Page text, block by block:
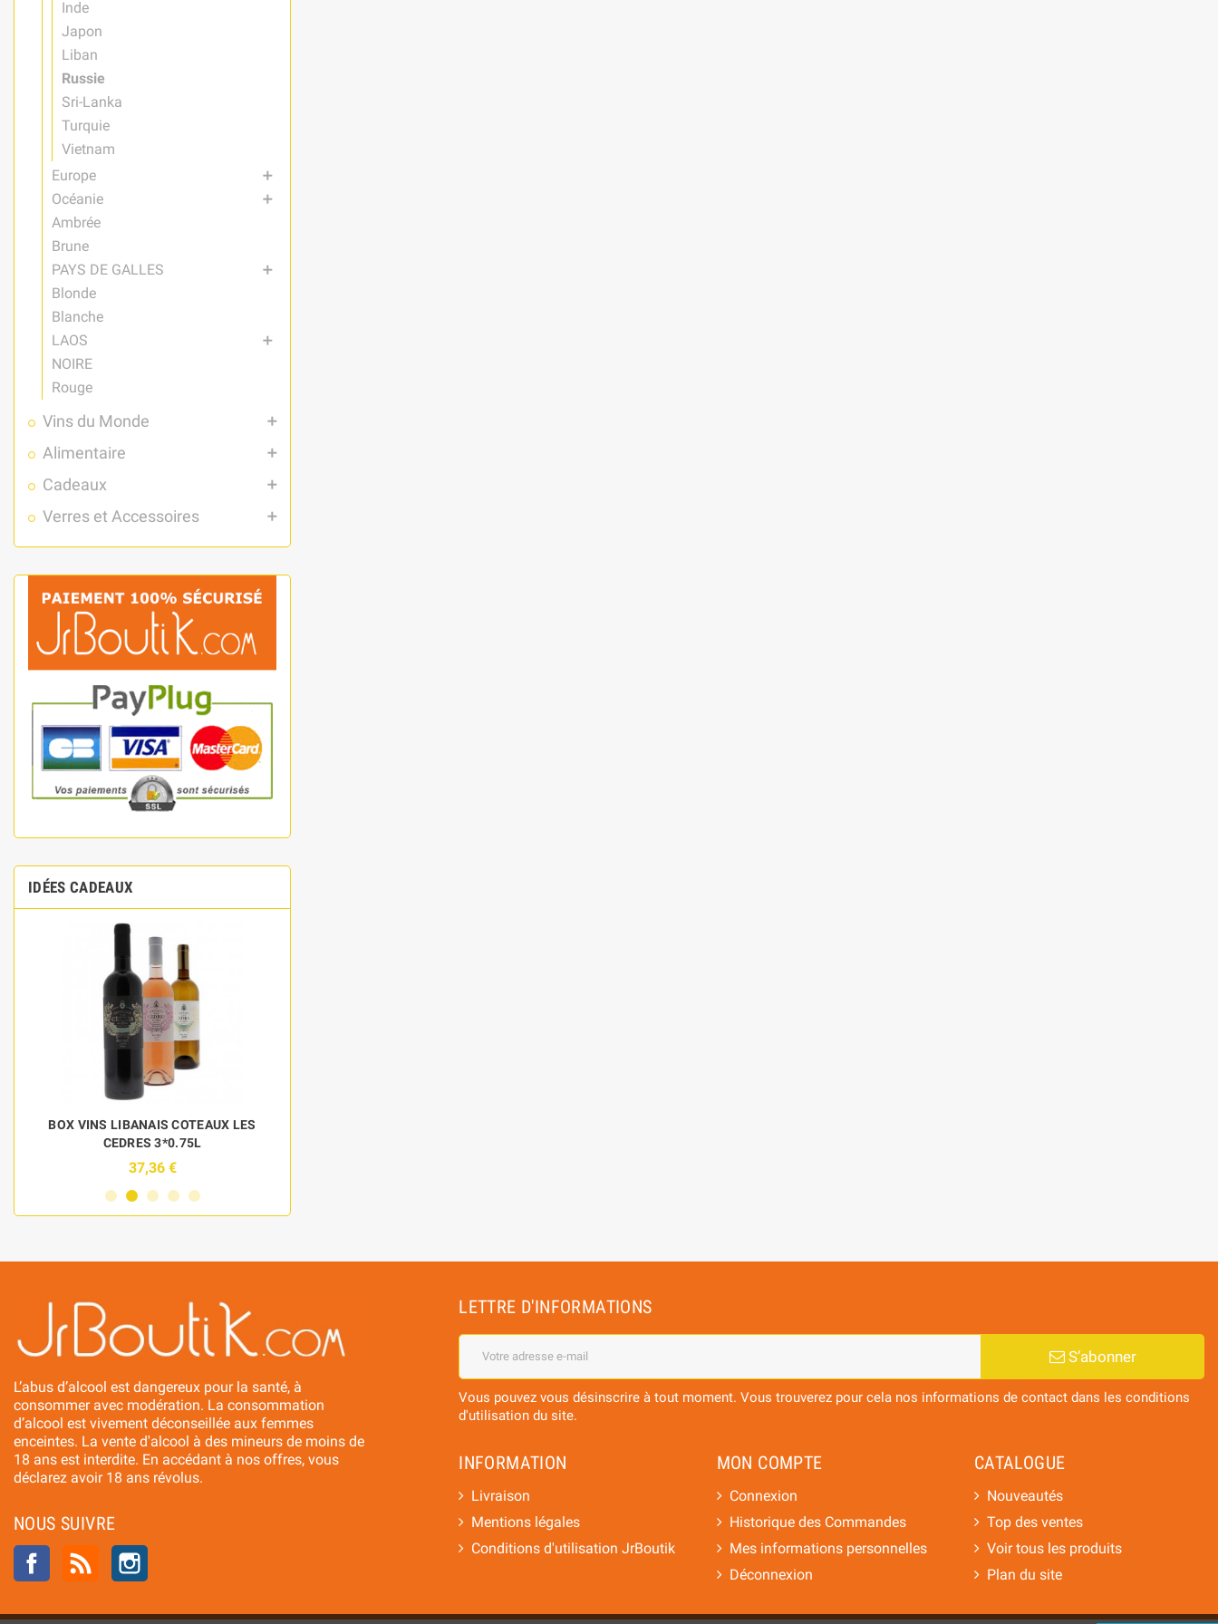
Inde
Japon
Liban
Russie
Sri-Lanka
Turquie
Vietnam
Europe
add
Océanie add
Ambrée
Brune
PAYS DE GALLES
add
Blonde
Blanche
LAOS
add
NOIRE
Rouge
Vins du Monde add
Alimentaire add
Cadeaux add
Verres et Accessoires add
IDÉES CADEAUX
BOX VINS LIBANAIS COTEAUX LES
CEDRES 3*0.75L
37,36 €
L’abus d’alcool est dangereux pour la santé, à
consommer avec modération. La consommation
d’alcool est vivement déconseillée aux femmes
enceintes. La vente d'alcool à des mineurs de moins de
18 ans est interdite. En accédant à nos offres, vous
déclarez avoir 18 ans révolus.
NOUS SUIVRE
FacebookRss
LETTRE D'INFORMATIONS
S’abonner
Vous pouvez vous désinscrire à tout moment. Vous trouverez pour cela nos informations de contact dans les conditions
d'utilisation du site.
INFORMATION
Livraison
Mentions légales
Conditions d'utilisation JrBoutik
MON COMPTE
Connexion
Historique des Commandes
Mes informations personnelles
Déconnexion
CATALOGUE
Nouveautés
Top des ventes
Voir tous les produits
Plan du site